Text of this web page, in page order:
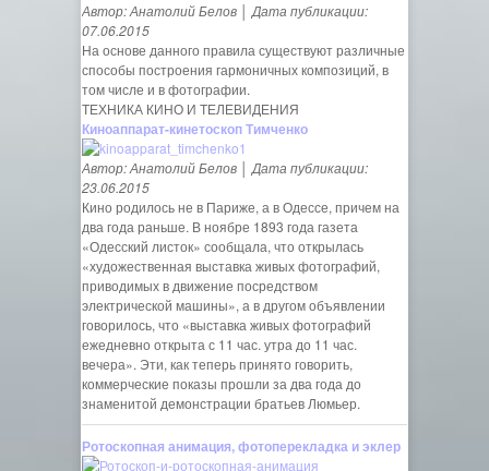
Автор: Анатолий Белов │ Дата публикации:
07.06.2015
На основе данного правила существуют различные
способы построения гармоничных композиций, в
том числе и в фотографии.
ТЕХНИКА КИНО И ТЕЛЕВИДЕНИЯ
Киноаппарат-кинетоскоп Тимченко
Автор: Анатолий Белов │ Дата публикации:
23.06.2015
Кино родилось не в Париже, а в Одессе, причем на
два года раньше. В ноябре 1893 года газета
«Одесский листок» сообщала, что открылась
«художественная выставка живых фотографий,
приводимых в движение посредством
электрической машины», а в другом объявлении
говорилось, что «выставка живых фотографий
ежедневно открыта с 11 час. утра до 11 час.
вечера». Эти, как теперь принято говорить,
коммерческие показы прошли за два года до
знаменитой демонстрации братьев Люмьер.
Ротоскопная анимация, фотоперекладка и эклер